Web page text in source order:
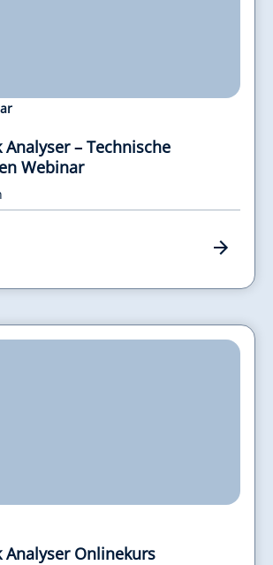
Analyser – Technische
Webinar
Analyser Onlinekurs